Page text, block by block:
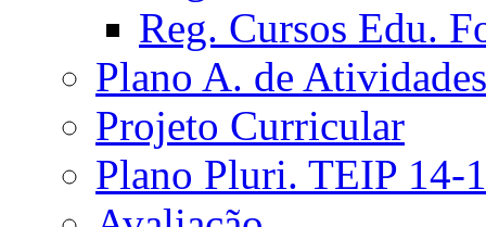
Reg. Cursos Edu.
Plano A. de Atividades
Projeto Curricular
Plano Pluri. TEIP 14-